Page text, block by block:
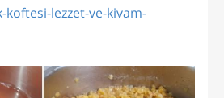
lezzet-ve-kivam-